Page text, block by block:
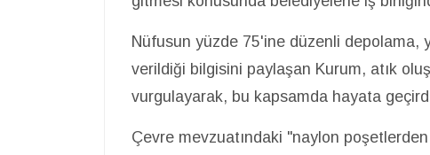
Nüfusun yüzde 75'ine düzenli depolama,
verildiği bilgisini paylaşan Kurum, atık
vurgulayarak, bu kapsamda hayata
Çevre mevzuatındaki "naylon